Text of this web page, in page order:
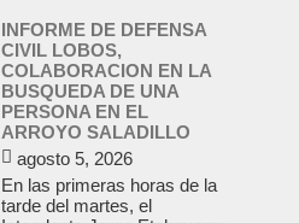
INFORME DE DEFENSA
CIVIL LOBOS,
COLABORACION EN LA
BUSQUEDA DE UNA
PERSONA EN EL
ARROYO SALADILLO
agosto 5, 2026
En las primeras horas de la
tarde del martes, el